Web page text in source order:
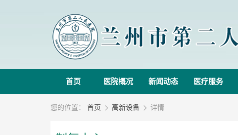
首页 医院概况 新闻动态 医疗服务
您的位置： 首页  高新设备  详情